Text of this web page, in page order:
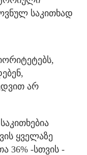
საკითხად
არ
ყველაზე
36% -სთვის -